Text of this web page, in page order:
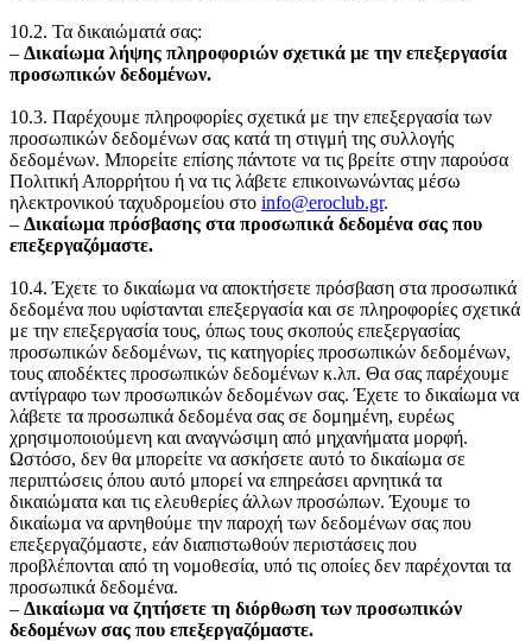
10.2. Τα δικαιώματά σας:
‒ Δικαίωμα λήψης πληροφοριών σχετικά με την επεξεργασία
προσωπικών δεδομένων.
10.3. Παρέχουμε πληροφορίες σχετικά με την επεξεργασία των
προσωπικών δεδομένων σας κατά τη στιγμή της συλλογής
δεδομένων. Μπορείτε επίσης πάντοτε να τις βρείτε στην παρούσα
Πολιτική Απορρήτου ή να τις λάβετε επικοινωνώντας μέσω
ηλεκτρονικού ταχυδρομείου στο info@eroclub.gr.
‒ Δικαίωμα πρόσβασης στα προσωπικά δεδομένα σας που
επεξεργαζόμαστε.
10.4. Έχετε το δικαίωμα να αποκτήσετε πρόσβαση στα προσωπικά
δεδομένα που υφίστανται επεξεργασία και σε πληροφορίες σχετικά
με την επεξεργασία τους, όπως τους σκοπούς επεξεργασίας
προσωπικών δεδομένων, τις κατηγορίες προσωπικών δεδομένων,
τους αποδέκτες προσωπικών δεδομένων κ.λπ. Θα σας παρέχουμε
αντίγραφο των προσωπικών δεδομένων σας. Έχετε το δικαίωμα να
λάβετε τα προσωπικά δεδομένα σας σε δομημένη, ευρέως
χρησιμοποιούμενη και αναγνώσιμη από μηχανήματα μορφή.
Ωστόσο, δεν θα μπορείτε να ασκήσετε αυτό το δικαίωμα σε
περιπτώσεις όπου αυτό μπορεί να επηρεάσει αρνητικά τα
δικαιώματα και τις ελευθερίες άλλων προσώπων. Έχουμε το
δικαίωμα να αρνηθούμε την παροχή των δεδομένων σας που
επεξεργαζόμαστε, εάν διαπιστωθούν περιστάσεις που
προβλέπονται από τη νομοθεσία, υπό τις οποίες δεν παρέχονται τα
προσωπικά δεδομένα.
‒ Δικαίωμα να ζητήσετε τη διόρθωση των προσωπικών
δεδομένων σας που επεξεργαζόμαστε.